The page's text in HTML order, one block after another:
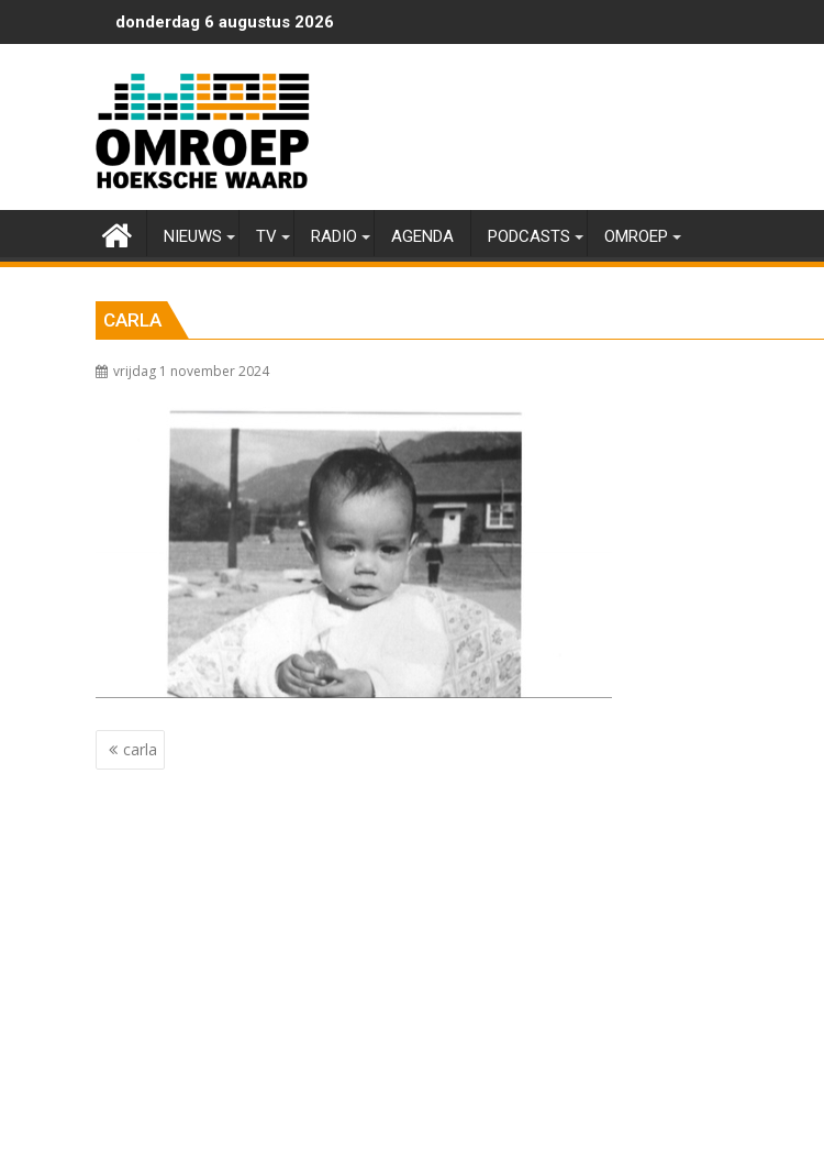
naar
donderdag 6 augustus 2026
NIEUWS TV RADIO AGENDA PODCASTS OMROEP
CARLA
vrijdag 1 november 2024
Berichtnavigatie
carla